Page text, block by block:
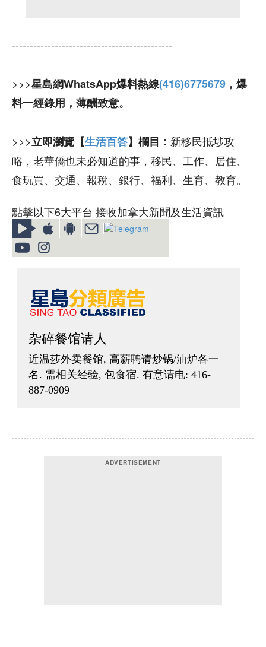
---------------------------------------------
>>>星島網WhatsApp爆料熱線(416)6775679 ，爆
料一經錄用，薄酬致意。
>>>立即瀏覽【生活百答】欄目： 新移民抵埗攻
略，老華僑也未必知道的事，移民、工作、居住、
食玩買、交通、報稅、銀行、福利、生育、教育。
點擊以下6大平台 接收加拿大新聞及生活資訊